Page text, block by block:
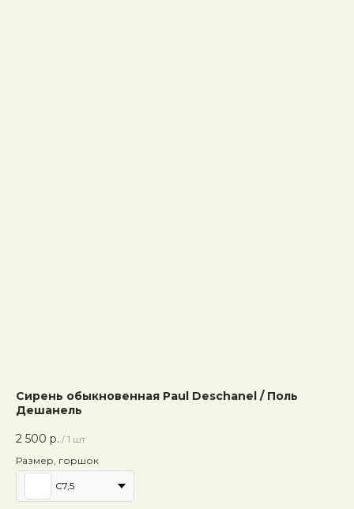
Сирень обыкновенная Paul Deschanel / Поль
Дешанель
2 500 р. / 1 шт
Размер, горшок
C7,5